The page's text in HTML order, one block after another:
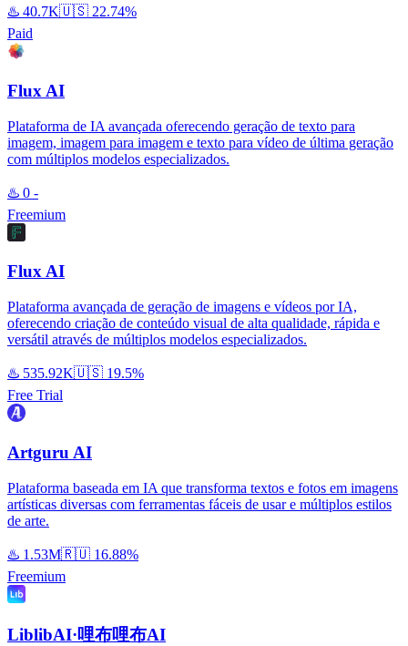
♨️ 40.7K🇺🇸 22.74%
Paid
Flux AI
Plataforma de IA avançada oferecendo geração de texto para
imagem, imagem para imagem e texto para vídeo de última geração
com múltiplos modelos especializados.
♨️ 0 -
Freemium
Flux AI
Plataforma avançada de geração de imagens e vídeos por IA,
oferecendo criação de conteúdo visual de alta qualidade, rápida e
versátil através de múltiplos modelos especializados.
♨️ 535.92K🇺🇸 19.5%
Free Trial
Artguru AI
Plataforma baseada em IA que transforma textos e fotos em imagens
artísticas diversas com ferramentas fáceis de usar e múltiplos estilos
de arte.
♨️ 1.53M🇷🇺 16.88%
Freemium
LiblibAI·哩布哩布AI